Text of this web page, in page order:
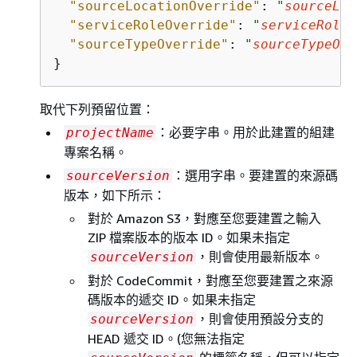
"sourceLocationOverride" : "
"serviceRoleOverride" : "
"sourceTypeOverride" : "
取代下列預留位置：
projectName ：必要字串。用於此建置的組建
專案名稱。
sourceVersion ：選用字串。要建置的來源碼
版本，如下所示：
對於 Amazon S3，對應至您要建置之輸入
ZIP 檔案版本的版本 ID。如果未指定
sourceVersion ，則會使用最新版本。
對於 CodeCommit，對應至您要建置之來源
碼版本的遞交 ID。如果未指定
sourceVersion ，則會使用預設分支的
HEAD 遞交 ID。(您無法指定